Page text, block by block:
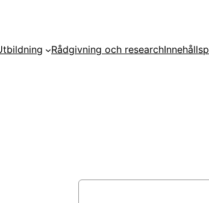
Rådgivning och research
S